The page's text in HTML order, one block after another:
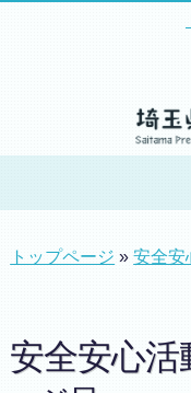
トップページ »安全安
安全安心